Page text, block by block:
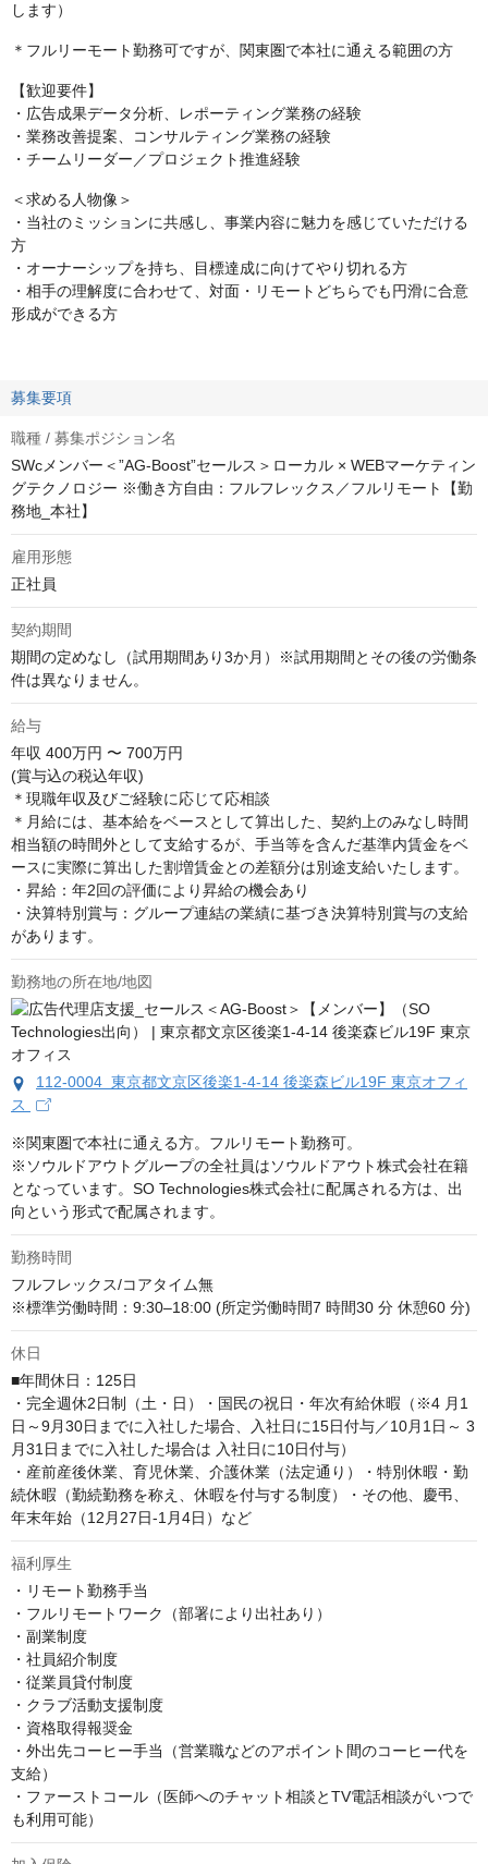
します）
＊フルリーモート勤務可ですが、関東圏で本社に通える範囲の方
【歓迎要件】
・広告成果データ分析、レポーティング業務の経験
・業務改善提案、コンサルティング業務の経験
・チームリーダー／プロジェクト推進経験
＜求める人物像＞
・当社のミッションに共感し、事業内容に魅力を感じていただける
方
・オーナーシップを持ち、目標達成に向けてやり切れる方
・相手の理解度に合わせて、対面・リモートどちらでも円滑に合意
形成ができる方
募集要項
職種 / 募集ポジション名
SWcメンバー＜”AG-Boost”セールス＞ローカル × WEBマーケティン
グテクノロジー ※働き方自由：フルフレックス／フルリモート【勤
務地_本社】
雇用形態
正社員
契約期間
期間の定めなし（試用期間あり3か月）※試用期間とその後の労働条
件は異なりません。
給与
年収 400万円 〜 700万円
(賞与込の税込年収)
＊現職年収及びご経験に応じて応相談
＊月給には、基本給をベースとして算出した、契約上のみなし時間
相当額の時間外として支給するが、手当等を含んだ基準内賃金をベ
ースに実際に算出した割増賃金との差額分は別途支給いたします。
・昇給：年2回の評価により昇給の機会あり
・決算特別賞与：グループ連結の業績に基づき決算特別賞与の支給
があります。
勤務地の所在地/地図
112-0004 東京都文京区後楽1-4-14 後楽森ビル19F 東京オフィ
ス
※関東圏で本社に通える方。フルリモート勤務可。
※ソウルドアウトグループの全社員はソウルドアウト株式会社在籍
となっています。SO Technologies株式会社に配属される方は、出
向という形式で配属されます。
勤務時間
フルフレックス/コアタイム無
※標準労働時間：9:30–18:00 (所定労働時間7 時間30 分 休憩60 分)
休日
■年間休日：125日
・完全週休2日制（土・日）・国民の祝日・年次有給休暇（※4 月1
日～9月30日までに入社した場合、入社日に15日付与／10月1日～ 3
月31日までに入社した場合は 入社日に10日付与）
・産前産後休業、育児休業、介護休業（法定通り）・特別休暇・勤
続休暇（勤続勤務を称え、休暇を付与する制度）・その他、慶弔、
年末年始（12月27日-1月4日）など
福利厚生
・リモート勤務手当
・フルリモートワーク（部署により出社あり）
・副業制度
・社員紹介制度
・従業員貸付制度
・クラブ活動支援制度
・資格取得報奨金
・外出先コーヒー手当（営業職などのアポイント間のコーヒー代を
支給）
・ファーストコール（医師へのチャット相談とTV電話相談がいつで
も利用可能）